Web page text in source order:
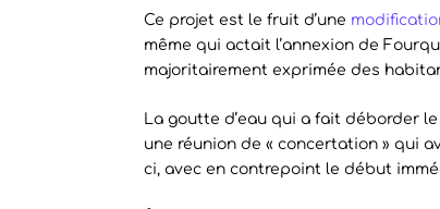
Ce projet est le fruit d’une
même qui actait l’annexion de
majoritairement exprimée des
La goutte d’eau qui a fait déborder
une réunion de « concertation » qui
ci, avec en contrepoint le début